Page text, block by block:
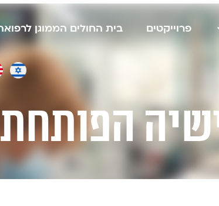
פרוייקטים בית החולים הממוגן
הפותחת